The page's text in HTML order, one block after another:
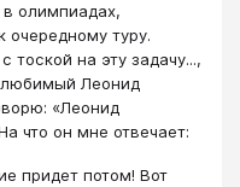
в олимпиадах,
очередному туру.
тоской на эту задачу...,
любимый Леонид
«Леонид
что он мне отвечает:
придет потом! Вот